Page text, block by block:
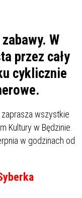
W
przez cały
cyklicznie
wszystkie
Kultury w Będzinie.
w godzinach od